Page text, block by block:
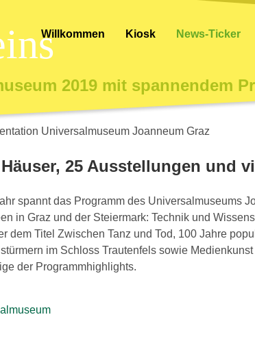
Willkommen Kiosk News-Ticker
2019 mit spannendem
25 Ausstellungen und
spannt das Programm des Universalmuseums
in Graz und der Steiermark: Technik und
dem Titel Zwischen Tanz und Tod, 100 Jahre
im Schloss Trautenfels sowie
der Programmhighlights.